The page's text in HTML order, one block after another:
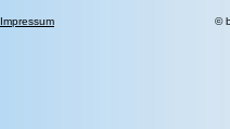
Impressum ©